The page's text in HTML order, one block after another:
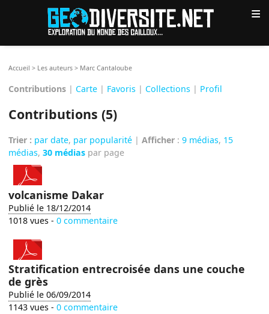
≡
Accueil > Les auteurs > Marc Cantaloube
Contributions | Carte | Favoris | Collections | Profil
Contributions (5)
Trier : par date, par popularité |Afficher :9 médias, 15
médias,30 médias par page
volcanisme Dakar
Publié le 18/12/2014
1018 vues -0 commentaire
Stratification entrecroisée dans une couche
de grès
Publié le 06/09/2014
1143 vues -0 commentaire